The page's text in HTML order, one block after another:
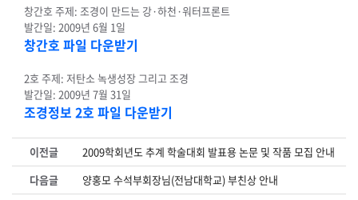
창간호 주제: 조경이 만드는 강·하천·워터프론트
발간일: 2009년 6월 1일
창간호 파일 다운받기
2호 주제: 저탄소 녹생성장 그리고 조경
발간일: 2009년 7월 31일
조경정보 2호 파일 다운받기
이전글
2009학회년도 추계 학술대회 발표용 논문 및 작품 모집 안내
다음글
양홍모 수석부회장님(전남대학교) 부친상 안내